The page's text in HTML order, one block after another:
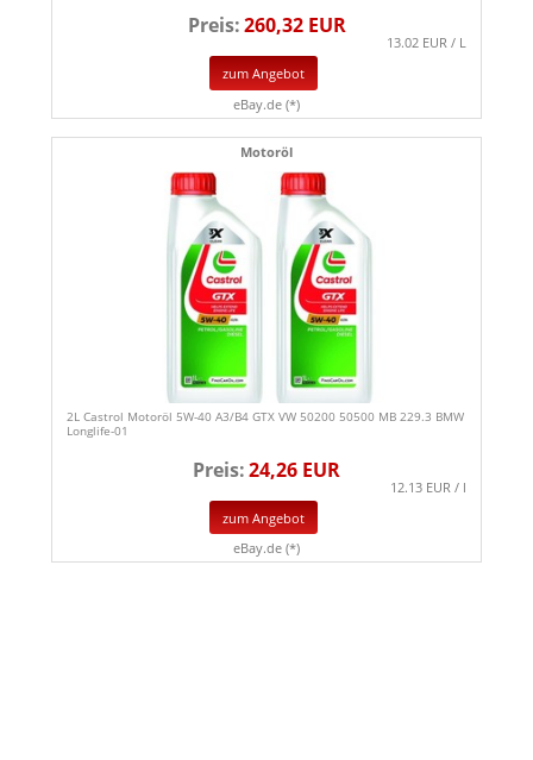
Preis:260,32 EUR
13.02 EUR / L
zum Angebot
eBay.de (*)
Motoröl
2L Castrol Motoröl 5W-40 A3/B4 GTX VW 50200 50500 MB 229.3 BMW
Longlife-01
Preis:24,26 EUR
12.13 EUR / l
zum Angebot
eBay.de (*)